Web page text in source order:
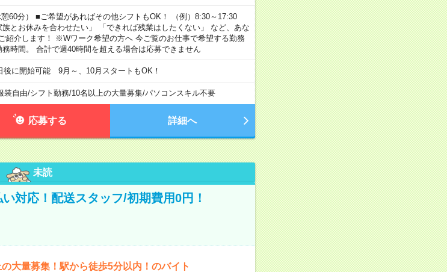
憩60分） ■ご希望があればその他シフトもOK！ （例）8:30～17:30
お休みを合わせたい」 「できれば残業はしたくない」 など、あな
紹介します！ ※Wワーク希望の方へ 今ご覧のお仕事で希望する勤務
時間。 合計で週40時間を超える場合は応募できません
に開始可能 9月～、10月スタートもOK！
装自由/シフト勤務/10名以上の大量募集/パソコンスキル不要
応募する 詳細へ
未読
対応！配送スタッフ/初期費用0円！
大量募集！駅から徒歩5分以内！のバイト